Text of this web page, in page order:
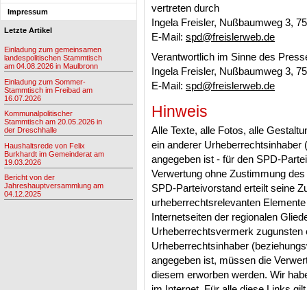
Impressum
Letzte Artikel
Einladung zum gemeinsamen
landespolitischen Stammtisch
am 04.08.2026 in Maulbronn
Einladung zum Sommer-
Stammtisch im Freibad am
16.07.2026
Kommunalpolitischer
Stammtisch am 20.05.2026 in
der Dreschhalle
Haushaltsrede von Felix
Burkhardt im Gemeinderat am
19.03.2026
Bericht von der
Jahreshauptversammlung am
04.12.2025
vertreten durch
Ingela Freisler, Nußbaumweg 3,
E-Mail: spd@freislerweb.de
Verantwortlich im Sinne des
Ingela Freisler, Nußbaumweg 3,
E-Mail: spd@freislerweb.de
Hinweis
Alle Texte, alle Fotos, alle
ein anderer
angegeben ist - für den SPD-
Verwertung ohne Zustimmung
SPD-Parteivorstand erteilt seine
urheberrechtsrelevanten
Internetseiten der regionalen
Urheberrechtsvermerk
Urheberrechtsinhaber
angegeben ist, müssen die
diesem erworben werden. Wir